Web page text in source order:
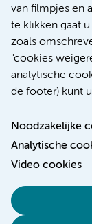
van filmpjes en
te klikken gaat
zoals
"cookies
analytische
de footer) kunt
Noodzakelijke
Analytische
Video cookies
Educatie
Verwijzen
Cookieverklaring